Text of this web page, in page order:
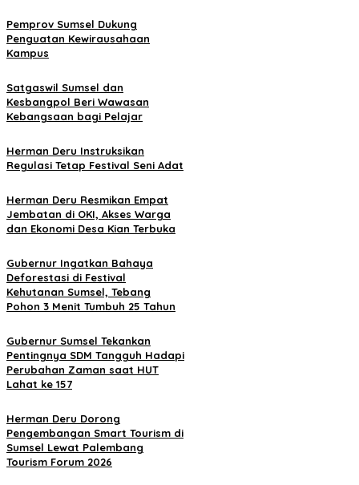
Pemprov Sumsel Dukung
Penguatan Kewirausahaan
Kampus
Satgaswil Sumsel dan
Kesbangpol Beri Wawasan
Kebangsaan bagi Pelajar
Herman Deru Instruksikan
Regulasi Tetap Festival Seni Adat
Herman Deru Resmikan Empat
Jembatan di OKI, Akses Warga
dan Ekonomi Desa Kian Terbuka
Gubernur Ingatkan Bahaya
Deforestasi di Festival
Kehutanan Sumsel, Tebang
Pohon 3 Menit Tumbuh 25 Tahun
Gubernur Sumsel Tekankan
Pentingnya SDM Tangguh Hadapi
Perubahan Zaman saat HUT
Lahat ke 157
Herman Deru Dorong
Pengembangan Smart Tourism di
Sumsel Lewat Palembang
Tourism Forum 2026